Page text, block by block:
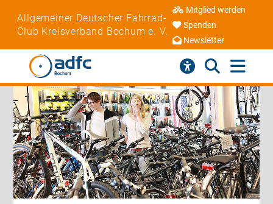
Allgemeiner Deutscher Fahrrad-
Club Kreisverband Bochum e. V.
Mitglied werden
Spenden
Newsletter